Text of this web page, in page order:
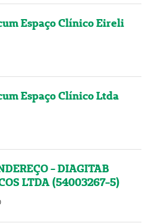
Espaço Clínico Eireli
Espaço Clínico Ltda
- DIAGITAB
LTDA (54003267-5)